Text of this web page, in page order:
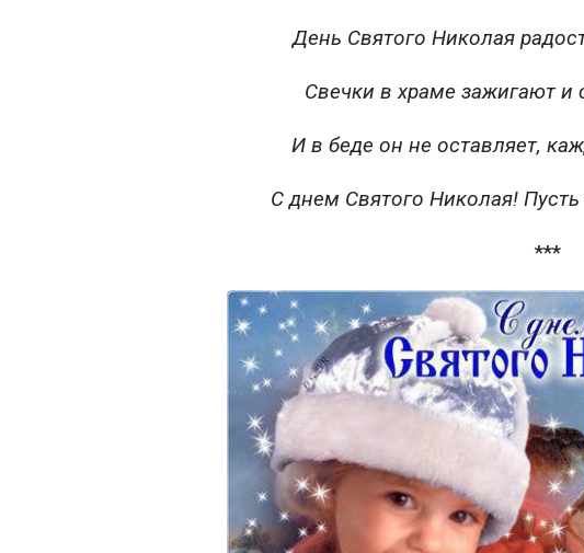
День Святого Николая
Свечки в храме зажигают и
И в беде он не оставляет,
С днем Святого Николая!
***